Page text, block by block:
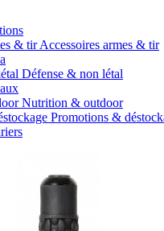
& tir Accessoires armes & tir
Défense & non létal
Nutrition & outdoor
Promotions &